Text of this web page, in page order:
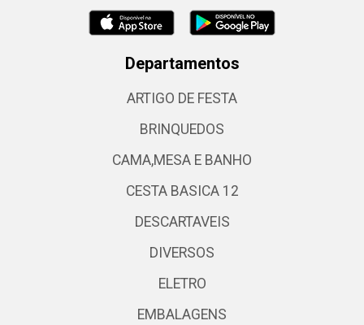
Departamentos
ARTIGO DE FESTA
BRINQUEDOS
CAMA,MESA E BANHO
CESTA BASICA 12
DESCARTAVEIS
DIVERSOS
ELETRO
EMBALAGENS